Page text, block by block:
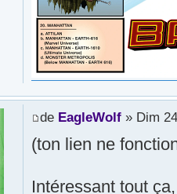
de EagleWolf» Dim
(ton lien ne
Intéressant tout